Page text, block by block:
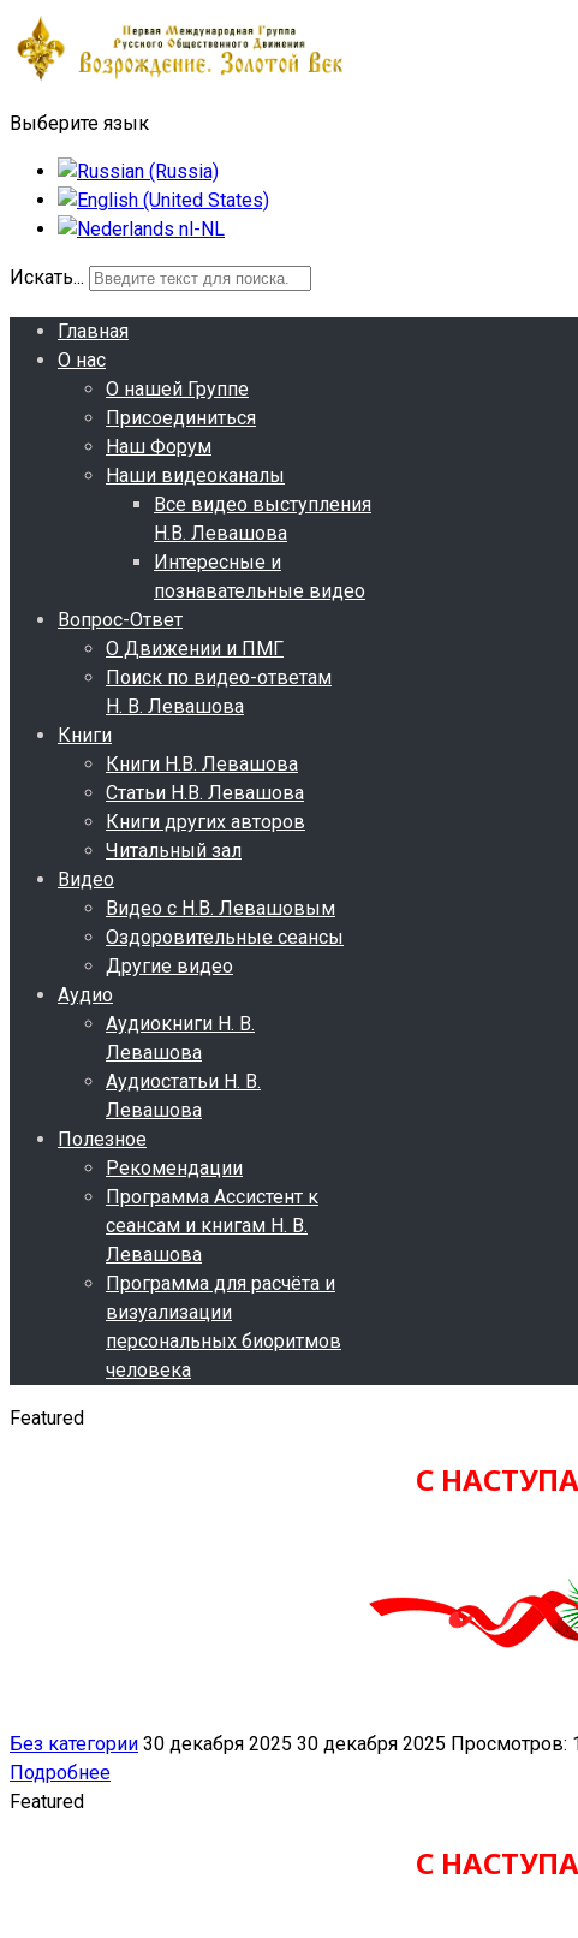
Выберите язык
Искать...
Главная
О нас
О нашей Группе
Присоединиться
Наш Форум
Наши видеоканалы
Все видео выступления
Н.В. Левашова
Интересные и
познавательные видео
Вопрос-Ответ
О Движении и ПМГ
Поиск по видео-ответам
Н. В. Левашова
Книги
Книги Н.В. Левашова
Статьи Н.В. Левашова
Книги других авторов
Читальный зал
Видео
Видео с Н.В. Левашовым
Оздоровительные сеансы
Другие видео
Аудио
Аудиокниги Н. В.
Левашова
Аудиостатьи Н. В.
Левашова
Полезное
Рекомендации
Программа Ассистент к
сеансам и книгам Н. В.
Левашова
Программа для расчёта и
визуализации
персональных биоритмов
человека
Featured
С
Без категории 30 декабря 2025 30 декабря 2025 Просмотров:
Подробнее
Featured
С